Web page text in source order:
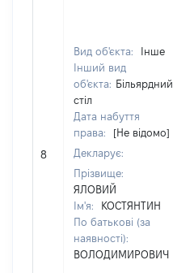
8
Вид об'єкта:
Інше
Інший вид
об'єкта: Більярдний
стіл
Дата набуття
права:
[Не відомо]
Декларує:
Прізвище:
ЯЛОВИЙ
Ім'я:
КОСТЯНТИН
По батькові (за
наявності):
ВОЛОДИМИРОВИЧ